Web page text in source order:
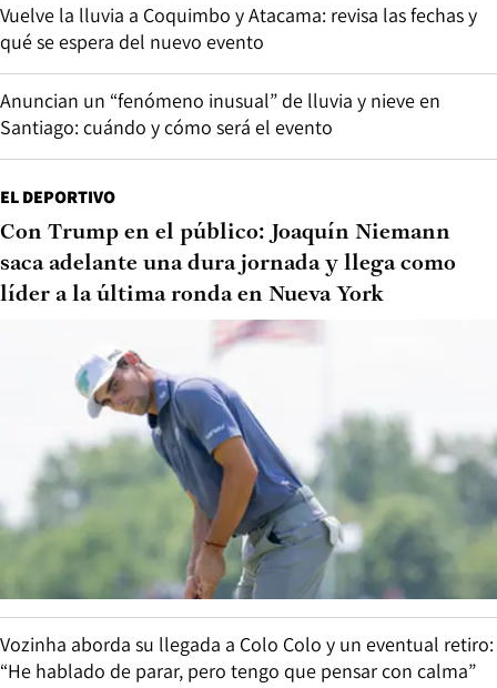
Vuelve la lluvia a Coquimbo y Atacama: revisa las fechas y
qué se espera del nuevo evento
Anuncian un “fenómeno inusual” de lluvia y nieve en
Santiago: cuándo y cómo será el evento
EL DEPORTIVO
Con Trump en el público: Joaquín Niemann
saca adelante una dura jornada y llega como
líder a la última ronda en Nueva York
Vozinha aborda su llegada a Colo Colo y un eventual retiro:
“He hablado de parar, pero tengo que pensar con calma”